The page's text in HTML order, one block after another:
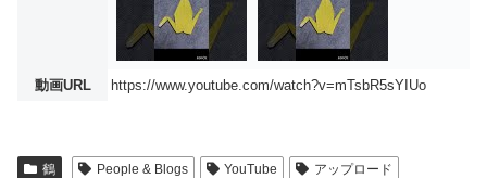
動画URL https://www.youtube.com/watch?v=mTsbR5sYIUo
鶴 People & Blogs YouTube
アップロード